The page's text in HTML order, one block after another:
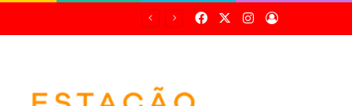
FacebookInstagram
Entrar